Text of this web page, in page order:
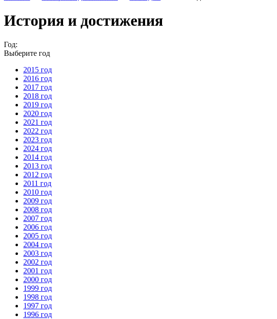
История и достижения
Год:
Выберите год
2015 год
2016 год
2017 год
2018 год
2019 год
2020 год
2021 год
2022 год
2023 год
2024 год
2014 год
2013 год
2012 год
2011 год
2010 год
2009 год
2008 год
2007 год
2006 год
2005 год
2004 год
2003 год
2002 год
2001 год
2000 год
1999 год
1998 год
1997 год
1996 год